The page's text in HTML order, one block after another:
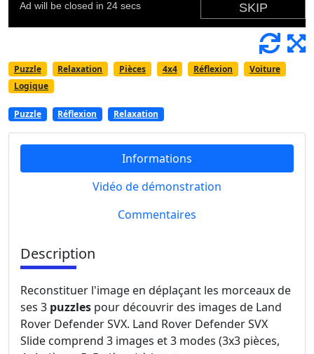
Puzzle Relaxation Pièces 4x4 Réflexion
Voiture
Logique
Puzzle Réflexion Relaxation
Informations
Vidéo de démonstration
Commentaires
Description
Reconstituer l'image en déplaçant les morceaux de
ses 3 puzzles pour découvrir des images de Land
Rover Defender SVX. Land Rover Defender SVX
Slide comprend 3 images et 3 modes (3x3 pièces,